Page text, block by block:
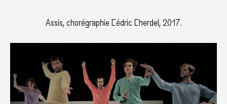
Assis, chorégraphie Cédric Cherdel, 2017.